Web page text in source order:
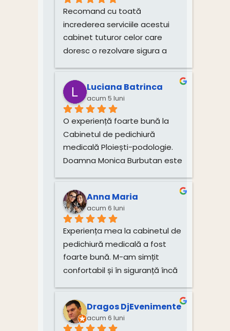
este plăcută, iar doamna este
deosebit de amabilă și
atentă.Recomand cu toată
încredere!
Recomand cu toată
increderea serviciile acestui
cabinet tuturor celor care
doresc o rezolvare sigura a
picioarelor. Multumim!!!
Luciana Batrinca
acum 5 luni
O experiență foarte bună la
Cabinetul de pedichiură
medicală Ploiești-podologie.
Doamna Monica Burbutan este
programare mi-a explicat
foarte clar procedura, durata
vindecării și tarifele, ceea ce
mi-a oferit încredere și
transparență. La cabinet m-am
simțit în siguranță, atmosfera
este curată, primitoare, atenția
la detalii se simte de la
început, iar rezultatele sunt
vizibile. Profesionalismul,
Anna Maria
acum 6 luni
Experiența mea la cabinetul de
pedichiură medicală a fost
foarte bună. M-am simțit
confortabil și în siguranță încă
tratamentul a fost realizat cu
multă atenție și grijă, în condiții
Dragos DjEvenimente
acum 6 luni